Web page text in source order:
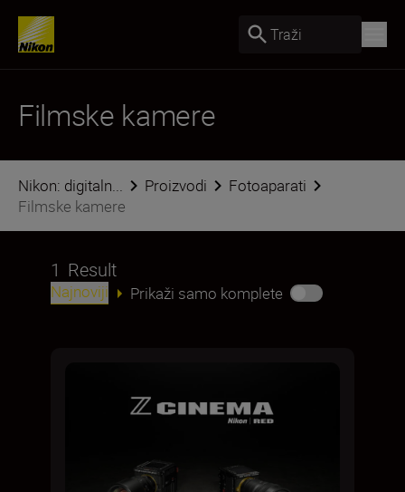
Traži
Filmske kamere
Nikon: digitaln... Proizvodi
Fotoaparati
Filmske kamere
1 Result
Najnoviji Prikaži samo komplete